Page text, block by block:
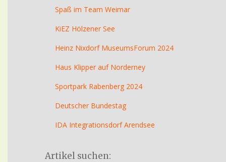
Spaß im Team Weimar
KiEZ Hölzener See
Heinz Nixdorf MuseumsForum 2024
Haus Klipper auf Norderney
Sportpark Rabenberg 2024
Deutscher Bundestag
IDA Integrationsdorf Arendsee
Artikel suchen: